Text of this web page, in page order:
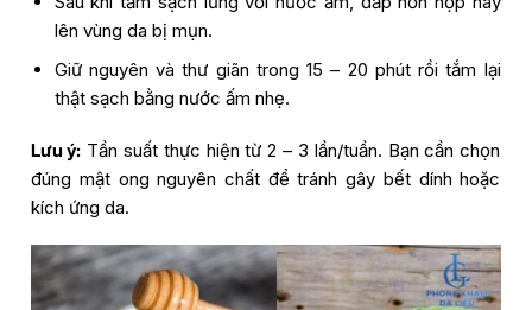
lên vùng da bị mụn.
Giữ nguyên và thư giãn trong 15 – 20 phút rồi tắm lại
thật sạch bằng nước ấm nhẹ.
Lưu ý: Tần suất thực hiện từ 2 – 3 lần/tuần. Bạn cần chọn
đúng mật ong nguyên chất để tránh gây bết dính hoặc
kích ứng da.